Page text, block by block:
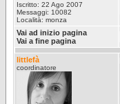
Iscritto: 22 Ago 2007
Messaggi: 10082
Località: monza
Vai ad inizio pagina
Vai a fine pagina
littlefà
coordinatore